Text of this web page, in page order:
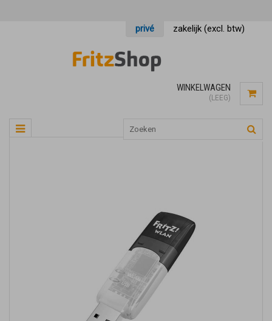
privé zakelijk (excl. btw)
WINKELWAGEN
(LEEG)